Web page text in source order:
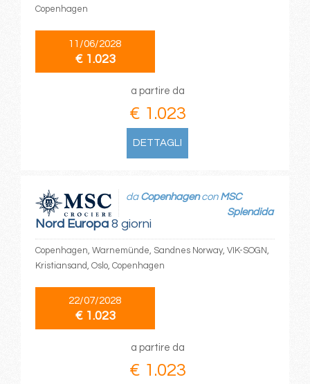
Copenhagen
11/06/2028
€ 1.023
a partire da
€ 1.023
DETTAGLI
Nord Europa8 giorni
da Copenhagencon MSC
Splendida
Copenhagen, Warnemünde, Sandnes Norway, VIK-SOGN,
Kristiansand, Oslo, Copenhagen
22/07/2028
€ 1.023
a partire da
€ 1.023